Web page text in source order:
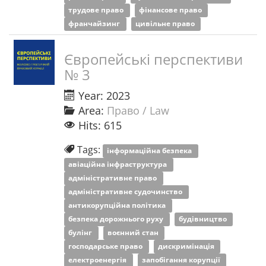
трудове право
фінансове право
франчайзинг
цивільне право
Європейські перспективи
№ 3
Year: 2023
Area: Право / Law
Hits: 615
Tags: інформаційна безпека
авіаційна інфраструктура
адміністративне право
адміністративне судочинство
антикорупційна політика
безпека дорожнього руху
будівництво
булінг
воєнний стан
господарське право
дискримінація
електроенергія
запобігання корупції